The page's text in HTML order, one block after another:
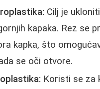
Cilj je
kapaka. Rez se
kapka, što
se oči otvore.
Koristi se za